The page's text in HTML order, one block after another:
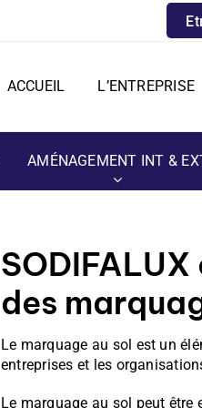
ACCUEIL L’ENTREPRISE
AMÉNAGEMENT INT &
des
Le marquage au sol est un
entreprises et les
Le marquage au sol peut